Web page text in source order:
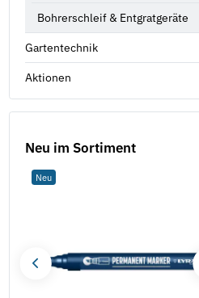
Bohrerschleif & Entgratgeräte
Gartentechnik
Aktionen
Neu im Sortiment
Neu